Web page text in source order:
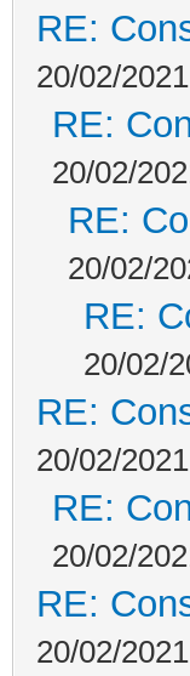
RE:
20/02/
RE:
20/02/
RE:
20/02/
RE:
20/02/
RE:
20/02/
RE:
20/02/
RE:
20/02/